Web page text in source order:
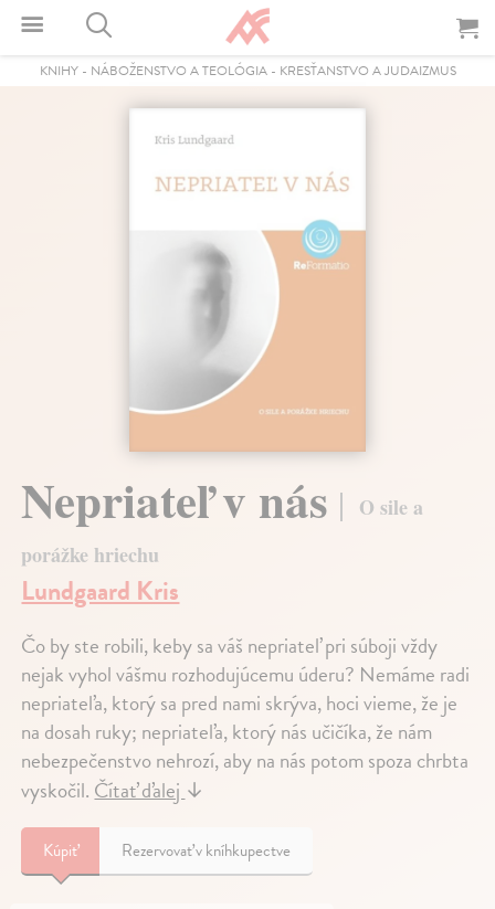
KNIHY- NÁBOŽENSTVO A TEOLÓGIA- KRESŤANSTVO A JUDAIZMUS
Nepriateľ v nás
O sile a
porážke hriechu
Lundgaard Kris
Čo by ste robili, keby sa váš nepriateľ pri súboji vždy
nejak vyhol vášmu rozhodujúcemu úderu? Nemáme radi
nepriateľa, ktorý sa pred nami skrýva, hoci vieme, že je
na dosah ruky; nepriateľa, ktorý nás učičíka, že nám
nebezpečenstvo nehrozí, aby na nás potom spoza chrbta
vyskočil. Čítať ďalej ↓
Kúpiť Rezervovať v kníhkupectve